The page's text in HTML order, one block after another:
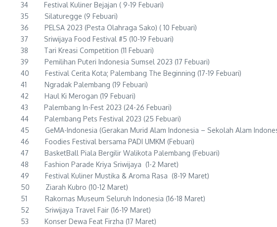
34 Festival Kuliner Bejajan ( 9-19 Febuari)
35 Silaturegge (9 Febuari)
36 PELSA 2023 (Pesta Olahraga Sako) ( 10 Febuari)
37 Sriwijaya Food Festival #5 (10-19 Febuari)
38 Tari Kreasi Competition (11 Febuari)
39 Pemilihan Puteri Indonesia Sumsel 2023 (17 Febuari)
40 Festival Cerita Kota; Palembang The Beginning (17-19 Febuari)
41 Ngradak Palembang (19 Febuari)
42 Haul Ki Merogan (19 Febuari)
43 Palembang In-Fest 2023 (24-26 Febuari)
44 Palembang Pets Festival 2023 (25 Febuari)
45 GeMA-Indonesia (Gerakan Murid Alam Indonesia – Sekolah Alam
46 Foodies Festival bersama PADI UMKM (Febuari)
47 BasketBall Piala Bergilir Walikota Palembang (Febuari)
48 Fashion Parade Kriya Sriwijaya (1-2 Maret)
49 Festival Kuliner Mustika & Aroma Rasa (8-19 Maret)
50 Ziarah Kubro (10-12 Maret)
51 Rakornas Museum Seluruh Indonesia (16-18 Maret)
52 Sriwijaya Travel Fair (16-19 Maret)
53 Konser Dewa Feat Firzha (17 Maret)